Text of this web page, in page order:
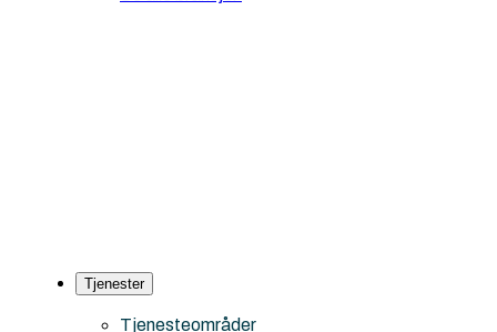
Tjenester
Tjenesteområder